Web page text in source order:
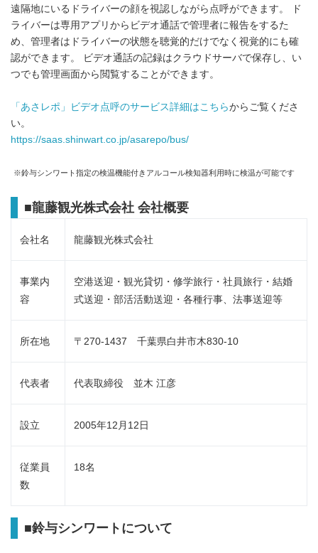
遠隔地にいるドライバーの顔を視認しながら点呼ができます。 ド
ライバーは専用アプリからビデオ通話で管理者に報告をするた
め、管理者はドライバーの状態を聴覚的だけでなく視覚的にも確
認ができます。 ビデオ通話の記録はクラウドサーバで保存し、い
つでも管理画面から閲覧することができます。
「あさレポ」ビデオ点呼のサービス詳細はこちらからご覧くださ
い。
https://saas.shinwart.co.jp/asarepo/bus/
※鈴与シンワート指定の検温機能付きアルコール検知器利用時に検温が可能です
■龍藤観光株式会社 会社概要
会社名 龍藤観光株式会社
事業内
容
空港送迎・観光貸切・修学旅行・社員旅行・結婚
式送迎・部活活動送迎・各種行事、法事送迎等
所在地 〒270-1437 千葉県白井市木830‐10
代表者 代表取締役 並木 江彦
設立 2005年12月12日
従業員
数
18名
■鈴与シンワートについて